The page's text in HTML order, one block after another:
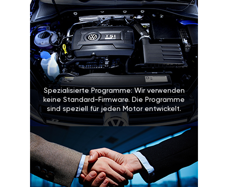
Spezialisierte Programme: Wir verwenden
keine Standard-Firmware. Die Programme
sind speziell für jeden Motor entwickelt.